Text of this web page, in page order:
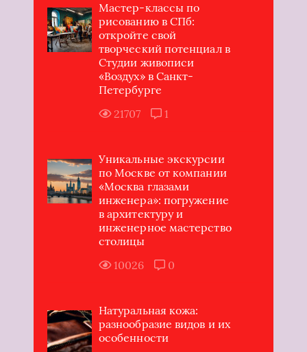
Мастер-классы по
рисованию в СПб:
откройте свой
творческий потенциал в
Студии живописи
«Воздух» в Санкт-
Петербурге
21707
1
Уникальные экскурсии
по Москве от компании
«Москва глазами
инженера»: погружение
в архитектуру и
инженерное мастерство
столицы
10026
0
Натуральная кожа:
разнообразие видов и их
особенности